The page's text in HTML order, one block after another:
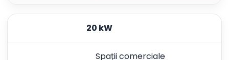
20 kW
Spații comerciale